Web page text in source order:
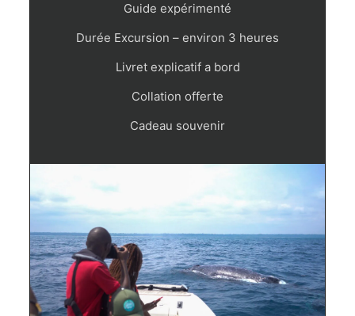
Guide expérimenté
Durée Excursion – environ 3 heures
Livret explicatif a bord
Collation offerte
Cadeau souvenir